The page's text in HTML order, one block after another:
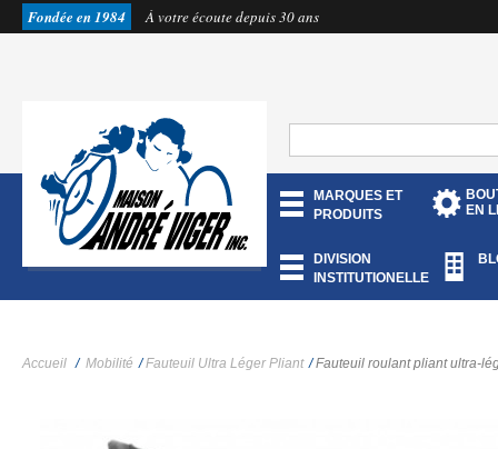
Fondée en 1984 À votre écoute depuis 30 ans
MARQUES ET
PRODUITS
EN
DIVISION
INSTITUTIONELLE
Accueil / Mobilité / Fauteuil Ultra Léger Pliant / Fauteuil roulant pliant ultra-